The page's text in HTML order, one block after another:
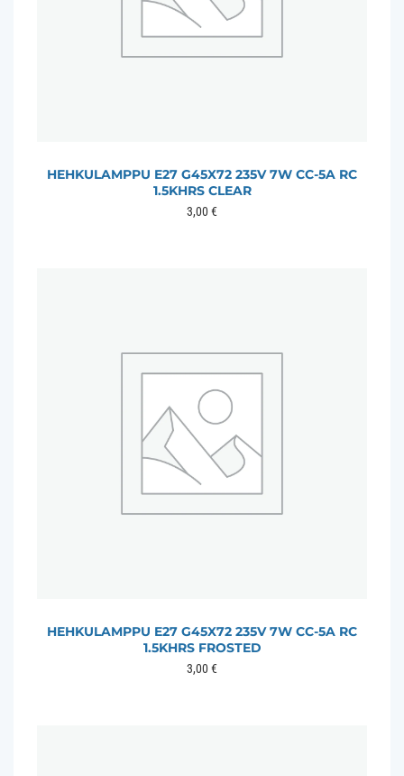
HEHKULAMPPU E27 G45X72 235V 7W CC-5A RC
1.5KHRS CLEAR
3,00€
HEHKULAMPPU E27 G45X72 235V 7W CC-5A RC
1.5KHRS FROSTED
3,00€